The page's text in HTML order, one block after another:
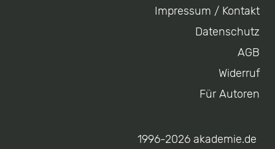
Impressum / Kontakt
Datenschutz
AGB
Widerruf
Für Autoren
1996-2026 akademie.de